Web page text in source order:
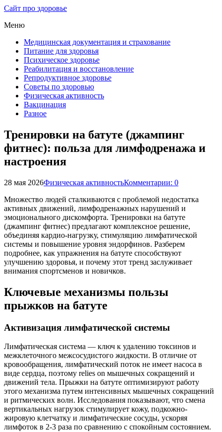
Сайт про здоровье
Меню
Медицинская документация и страхование
Питание для здоровья
Психическое здоровье
Реабилитация и восстановление
Репродуктивное здоровье
Советы по здоровью
Физическая активность
Вакцинация
Разное
Тренировки на батуте (джампинг
фитнес): польза для лимфодренажа и
настроения
28 мая 2026Физическая активностьКомментарии: 0
Множество людей сталкиваются с проблемой недостатка
активных движений, лимфодренажных нарушений и
эмоционального дискомфорта. Тренировки на батуте
(джампинг фитнес) предлагают комплексное решение,
объединяя кардио-нагрузку, стимуляцию лимфатической
системы и повышение уровня эндорфинов. Разберем
подробнее, как упражнения на батуте способствуют
улучшению здоровья, и почему этот тренд заслуживает
внимания спортсменов и новичков.
Ключевые механизмы пользы
прыжков на батуте
Активизация лимфатической системы
Лимфатическая система — ключ к удалению токсинов и
межклеточного межсосудистого жидкости. В отличие от
кровообращения, лимфатический поток не имеет насоса в
виде сердца, поэтому relies on мышечных сокращений и
движений тела. Прыжки на батуте оптимизируют работу
этого механизма путем интенсивных мышечных сокращений
и ритмических волн. Исследования показывают, что смена
вертикальных нагрузок стимулирует кожу, подкожно-
жировую клетчатку и лимфатические сосуды, ускоряя
лимфоток в 2-3 раза по сравнению с спокойным состоянием.